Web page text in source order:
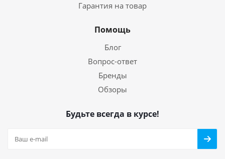
Гарантия на товар
Помощь
Блог
Вопрос-ответ
Бренды
Обзоры
Будьте всегда в курсе!